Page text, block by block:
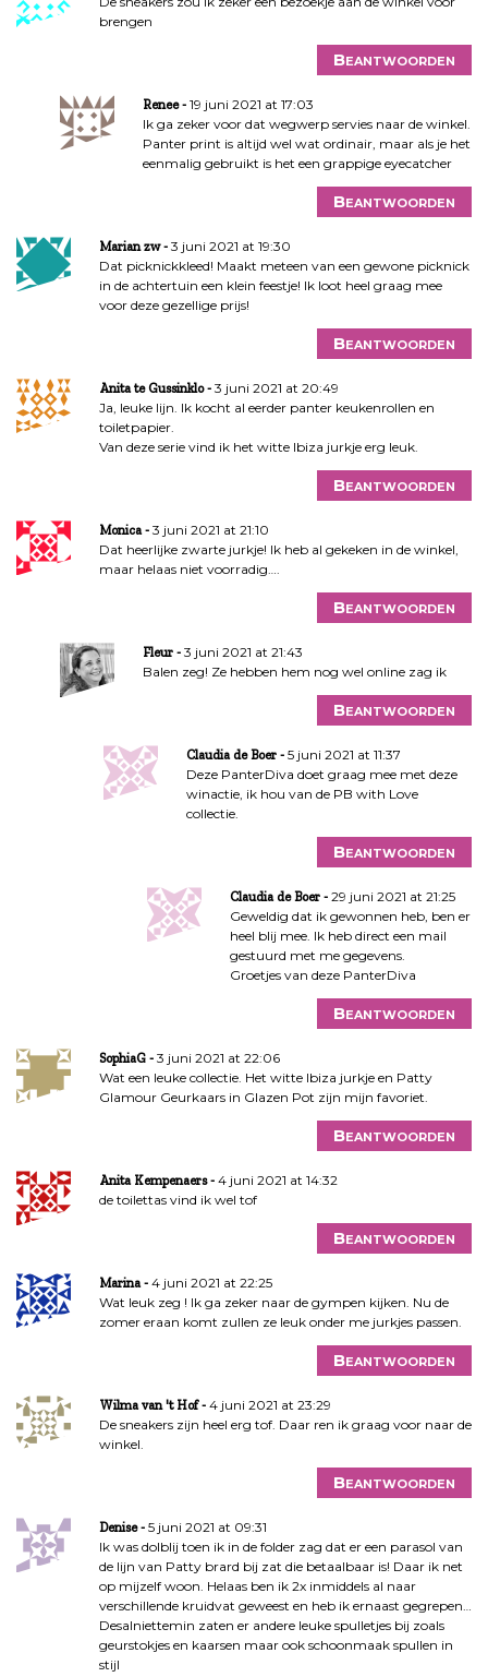
brengen
Beantwoorden
Renee
19 juni 2021 at 17:03
Ik ga zeker voor dat wegwerp servies naar de winkel.
Panter print is altijd wel wat ordinair, maar als je het
eenmalig gebruikt is het een grappige eyecatcher
Beantwoorden
Marian zw
3 juni 2021 at 19:30
Dat picknickkleed! Maakt meteen van een gewone picknick
in de achtertuin een klein feestje! Ik loot heel graag mee
voor deze gezellige prijs!
Beantwoorden
Anita te Gussinklo
3 juni 2021 at 20:49
Ja, leuke lijn. Ik kocht al eerder panter keukenrollen en
toiletpapier.
Van deze serie vind ik het witte Ibiza jurkje erg leuk.
Beantwoorden
Monica
3 juni 2021 at 21:10
Dat heerlijke zwarte jurkje! Ik heb al gekeken in de winkel,
maar helaas niet voorradig….
Beantwoorden
Fleur
3 juni 2021 at 21:43
Balen zeg! Ze hebben hem nog wel online zag ik
Beantwoorden
Claudia de Boer
5 juni 2021 at 11:37
Deze PanterDiva doet graag mee met deze
winactie, ik hou van de PB with Love
collectie.
Beantwoorden
Claudia de Boer
29 juni 2021 at 21:25
Geweldig dat ik gewonnen heb, ben er
heel blij mee. Ik heb direct een mail
gestuurd met me gegevens.
Groetjes van deze PanterDiva
Beantwoorden
SophiaG
3 juni 2021 at 22:06
Wat een leuke collectie. Het witte Ibiza jurkje en Patty
Glamour Geurkaars in Glazen Pot zijn mijn favoriet.
Beantwoorden
Anita Kempenaers
4 juni 2021 at 14:32
de toilettas vind ik wel tof
Beantwoorden
Marina
4 juni 2021 at 22:25
Wat leuk zeg ! Ik ga zeker naar de gympen kijken. Nu de
zomer eraan komt zullen ze leuk onder me jurkjes passen.
Beantwoorden
Wilma van 't Hof
4 juni 2021 at 23:29
De sneakers zijn heel erg tof. Daar ren ik graag voor naar de
winkel.
Beantwoorden
Denise
5 juni 2021 at 09:31
Ik was dolblij toen ik in de folder zag dat er een parasol van
de lijn van Patty brard bij zat die betaalbaar is! Daar ik net
op mijzelf woon. Helaas ben ik 2x inmiddels al naar
verschillende kruidvat geweest en heb ik ernaast gegrepen…
Desalniettemin zaten er andere leuke spulletjes bij zoals
geurstokjes en kaarsen maar ook schoonmaak spullen in
stijl